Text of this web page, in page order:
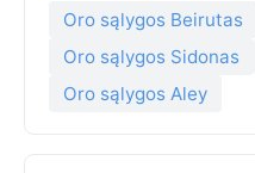
Oro sąlygos Beirutas
Oro sąlygos Sidonas
Oro sąlygos Aley